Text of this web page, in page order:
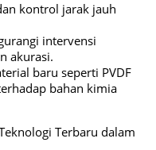
kontrol jarak jauh
intervensi
akurasi.
baru seperti PVDF
bahan kimia
Terbaru dalam